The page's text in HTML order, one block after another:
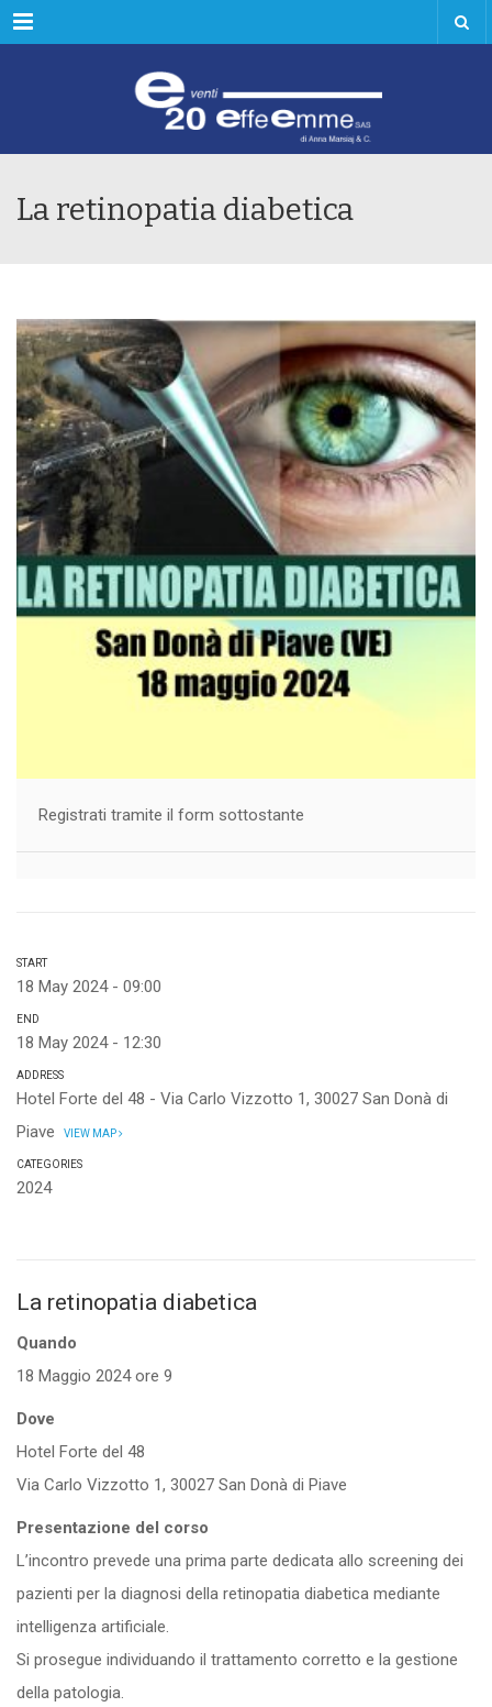
Menu
La retinopatia diabetica
Registrati tramite il form sottostante
START
18 May 2024 - 09:00
END
18 May 2024 - 12:30
ADDRESS
Hotel Forte del 48 - Via Carlo Vizzotto 1, 30027 San Donà di
Piave
VIEW MAP
CATEGORIES
2024
La retinopatia diabetica
Quando
18 Maggio 2024 ore 9
Dove
Hotel Forte del 48
Via Carlo Vizzotto 1, 30027 San Donà di Piave
Presentazione del corso
L’incontro prevede una prima parte dedicata allo screening dei
pazienti per la diagnosi della retinopatia diabetica mediante
intelligenza artificiale.
Si prosegue individuando il trattamento corretto e la gestione
della patologia.